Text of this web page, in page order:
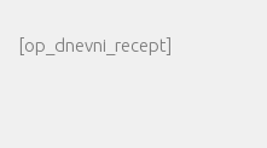
[op_dnevni_recept]